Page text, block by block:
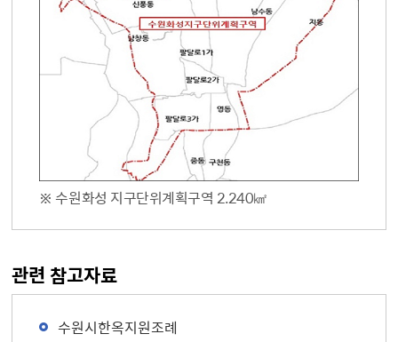
※ 수원화성 지구단위계획구역 2.240㎢
관련 참고자료
수원시한옥지원조례